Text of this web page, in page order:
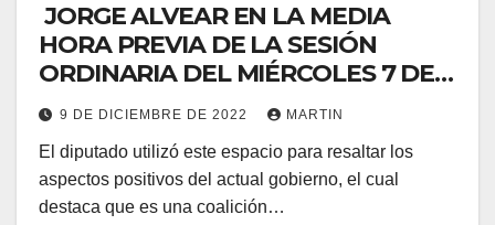
JORGE ALVEAR EN LA MEDIA
HORA PREVIA DE LA SESIÓN
ORDINARIA DEL MIÉRCOLES 7 DE
DICIEMBRE de 2022
9 DE DICIEMBRE DE 2022 MARTIN
El diputado utilizó este espacio para resaltar los
aspectos positivos del actual gobierno, el cual
destaca que es una coalición…